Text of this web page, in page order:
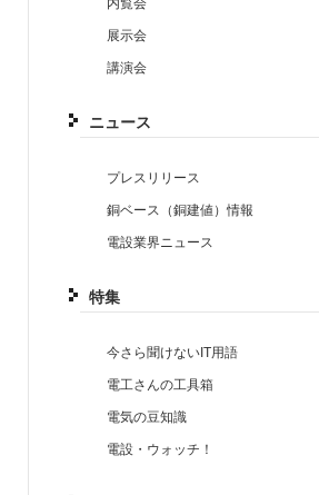
内覧会
展示会
講演会
ニュース
プレスリリース
銅ベース（銅建値）情報
電設業界ニュース
特集
今さら聞けないIT用語
電工さんの工具箱
電気の豆知識
電設・ウォッチ！